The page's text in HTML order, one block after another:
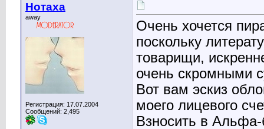
Нотаха
away
Регистрация: 17.07.2004
Сообщений: 2,495
Очень хочется
поскольку
товарищи,
очень скромными
Вот вам эскиз
моего лицевого
Взносить в